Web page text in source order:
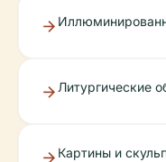
Литургические
Картины и